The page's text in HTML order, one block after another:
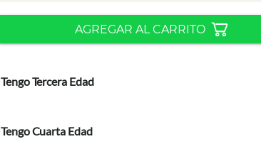
AGREGAR AL CARRITO
Tengo Tercera Edad
Tengo Cuarta Edad